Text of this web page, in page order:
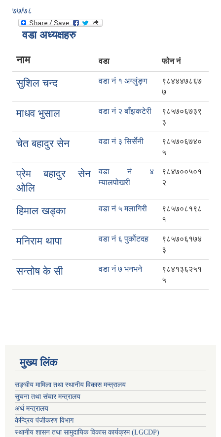
७७/७८
वडा अध्यक्षहरु
नाम वडा फोन नं
सुशिल चन्द वडा नं १ अग्लुंङ्ग
९८४४४७८६७
७
माधव भुसाल वडा नं २ बाँझकटेरी
९८५७०६७३९
३
चेत बहादुर सेन वडा नं ३ सिर्सेनी
९८५७०६७४०
५
प्रेम बहादुर सेन
ओलि
वडा नं ४
म्यालपोखरी
९८४७००५०१
२
हिमाल खड्का वडा नं ५ मलागिरी
९८५७०८१९८
१
मनिराम थापा वडा नं ६ पुर्कोटदह
९८५७०६१७४
३
सन्तोष के सी वडा नं ७ भनभने
९८४१३६२५१
५
मुख्य लिंक
सङ्घीय मामिला तथा स्थानीय विकास मन्त्रालय
सुचना तथा संचार मन्त्रालय
अर्थ मन्त्रालय
केन्द्रिय पंजीकरण विभाग
स्थानीय शासन तथा सामुदायिक विकास कार्यक्रम (LGCDP)